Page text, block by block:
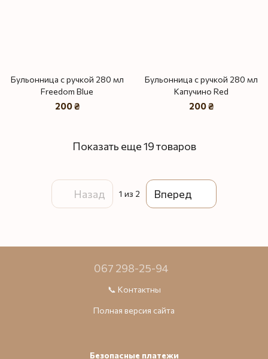
Бульонница с ручкой 280 мл
Freedom Blue
200 ₴
Бульонница с ручкой 280 мл
Капучино Red
200 ₴
Показать еще 19 товаров
Назад 1 из 2 Вперед
067 298-25-94
📞 Контактны
Полная версия сайта
Безопасные платежи